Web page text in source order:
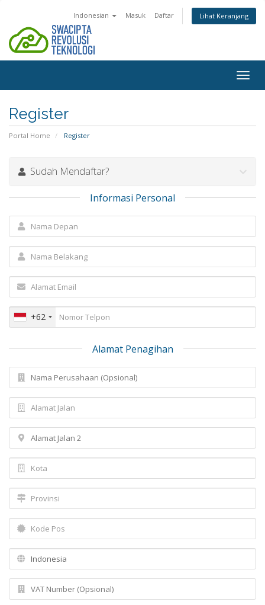
Indonesian Masuk Daftar Lihat Keranjang
Register
Portal Home Register
Sudah Mendaftar?
Informasi Personal
+62
Alamat Penagihan